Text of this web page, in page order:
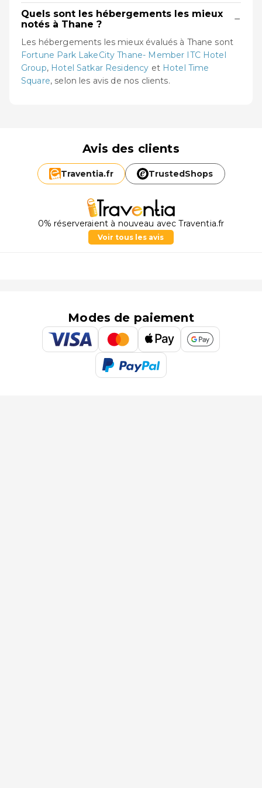
Quels sont les hébergements les mieux
notés à Thane ?
−
Les hébergements les mieux évalués à Thane sont
Fortune Park LakeCity Thane- Member ITC Hotel
Group, Hotel Satkar Residency et Hotel Time
Square, selon les avis de nos clients.
Avis des clients
Traventia.fr TrustedShops
0% réserveraient à nouveau avec Traventia.fr
Voir tous les avis
Modes de paiement